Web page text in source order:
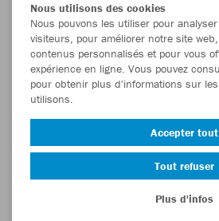
Nous utilisons des cookies
Nous pouvons les utiliser pour
visiteurs, pour améliorer notre site
contenus personnalisés et pour vous
expérience en ligne. Vous pouvez
pour obtenir plus d'informations sur
utilisons.
Accepter tout
Tout refuser
Plus d'infos